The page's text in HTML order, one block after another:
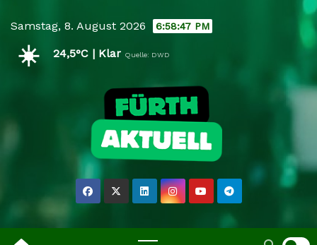
content
Samstag, 8. August 2026 6:58:47 PM
☀️ 24,5°C | Klar Quelle: DWD